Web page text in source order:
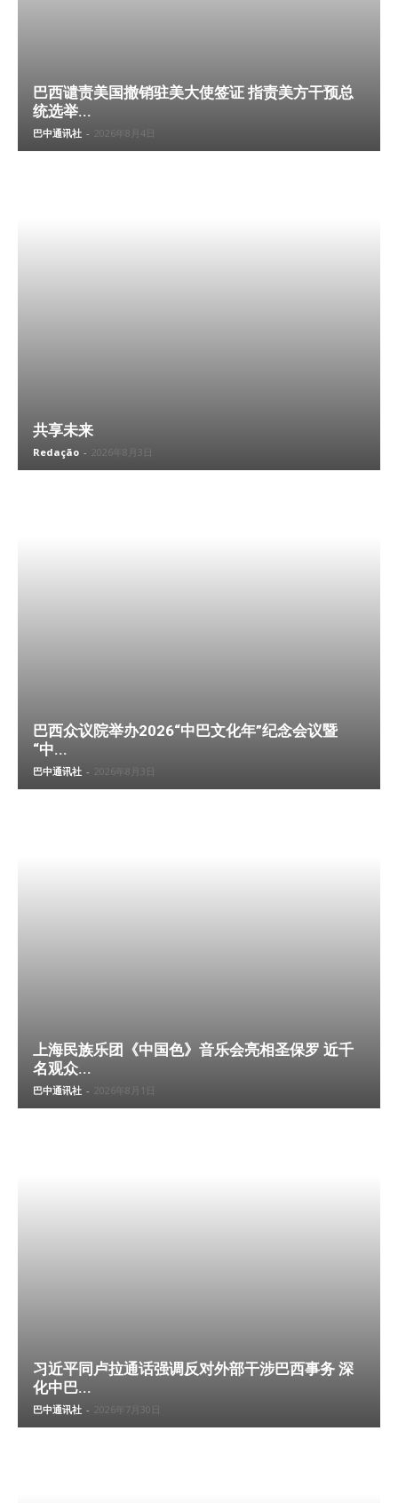
巴西谴责美国撤销驻美大使签证 指责美方干预总
统选举...
巴中通讯社 - 2026年8月4日
共享未来
Redação - 2026年8月3日
巴西众议院举办2026“中巴文化年”纪念会议暨
“中...
巴中通讯社 - 2026年8月3日
上海民族乐团《中国色》音乐会亮相圣保罗 近千
名观众...
巴中通讯社 - 2026年8月1日
习近平同卢拉通话强调反对外部干涉巴西事务 深
化中巴...
巴中通讯社 - 2026年7月30日